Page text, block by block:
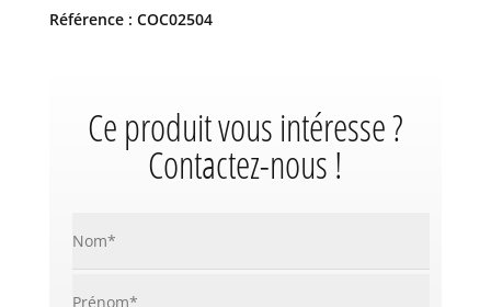
Référence : COC02504
Ce produit vous intéresse ?
Contactez-nous !